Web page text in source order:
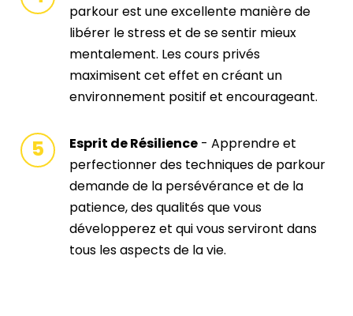
parkour est une excellente manière de
libérer le stress et de se sentir mieux
mentalement. Les cours privés
maximisent cet effet en créant un
environnement positif et encourageant.
Esprit de Résilience - Apprendre et
perfectionner des techniques de parkour
demande de la persévérance et de la
patience, des qualités que vous
développerez et qui vous serviront dans
tous les aspects de la vie.